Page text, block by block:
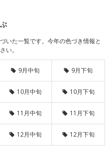
いた一覧です。今年の色づき情報と
い。
9月中旬 9月下旬
10月中旬 10月下旬
11月中旬 11月下旬
12月中旬 12月下旬